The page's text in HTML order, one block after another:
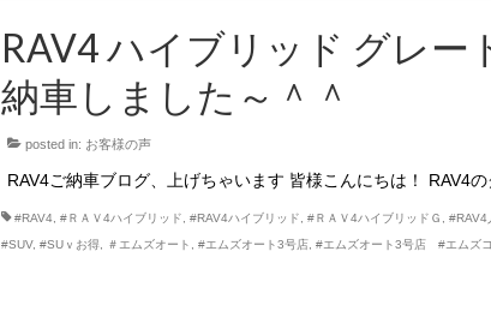
RAV4 ハイブリッド グレー
納車しました～＾＾
posted in: お客様の声
RAV4ご納車ブログ、上げちゃいます 皆様こんにちは！ RAV4
#RAV4 ,#ＲＡＶ4ハイブリッド ,#RAV4ハイブリッド ,#ＲＡＶ4ハイブリッドＧ ,#RAV4
#SUV,#SUｖお得 ＃エムズオート ,#エムズオート3号店 ,#エムズオート3号店 #エムズ